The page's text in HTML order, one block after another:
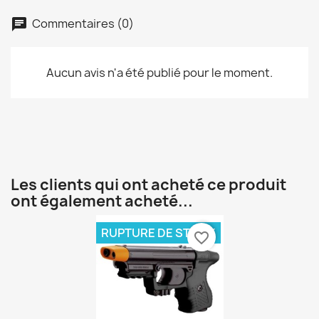
Commentaires (0)
Aucun avis n'a été publié pour le moment.
Les clients qui ont acheté ce produit
ont également acheté...
RUPTURE DE STOCK
favorite_border